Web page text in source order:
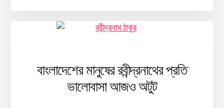
বাংলাদেশের মানুষের রবীন্দ্রনাথের প্রতি
ভালোবাসা আজও অটুট